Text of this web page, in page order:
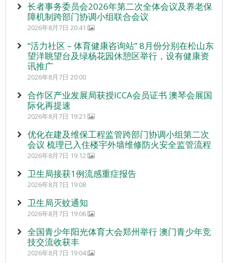
长者事务委员会2026年第二次全体会议及养老保
障机制跨部门协调小组联合会议
2026年8月7日 20:41
“活力社区 – 体育健康咨询站” 8月份分别在松山东
望洋眺望台及绿杨花园休憩区举行，设有健康资
讯推广
2026年8月7日 20:00
合作区产业发展局获授ICCA会员证书 澳琴会展国
际化再提速
2026年8月7日 19:21
优化在建及维保工程监管跨部门协调小组第二次
会议 梳理已入住楼宇外墙维修防火安全监管流程
2026年8月7日 19:12
卫生局接获1例流感重症报告
2026年8月7日 19:08
卫生局灭蚊通知
2026年8月7日 19:06
全国青少年阳光体育大会郑州举行 澳门青少年竞
技交流收获丰
2026年8月7日 19:04